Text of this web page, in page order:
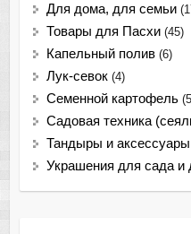
Для дома, для семьи
Товары для Пасхи (45)
Капельный полив (6)
Лук-севок (4)
Семенной картофель
Садовая техника
Тандыры и аксессуары
Украшения для сада и